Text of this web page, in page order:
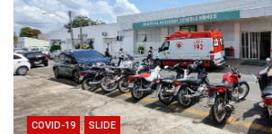
COVID-19 SLIDE